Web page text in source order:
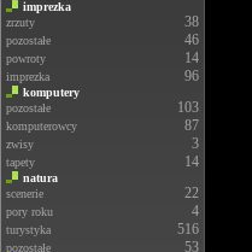
imprezka
zrzuty
38
pozostałe 46
powroty 14
imprezka 96
komputery
pozostałe
103
komputerowcy 87
zwisy 3
tapety 14
natura
scenerie
22
pory roku 4
turystyka 516
pozostałe 53